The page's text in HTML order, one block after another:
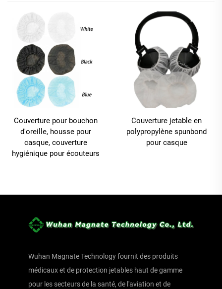
Couverture pour bouchon
d'oreille, housse pour
casque, couverture
hygiénique pour écouteurs
Couverture jetable en
polypropylène spunbond
pour casque
Wuhan Magnate Technology fournit des produits
médicaux et de protection jetables haut de gamme
pour les secteurs de la santé, de l'aviation et de